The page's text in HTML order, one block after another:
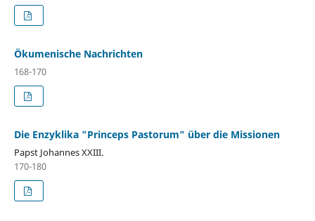
Ökumenische Nachrichten
168-170
Die Enzyklika "Princeps Pastorum" über die Missionen
Papst Johannes XXIII.
170-180